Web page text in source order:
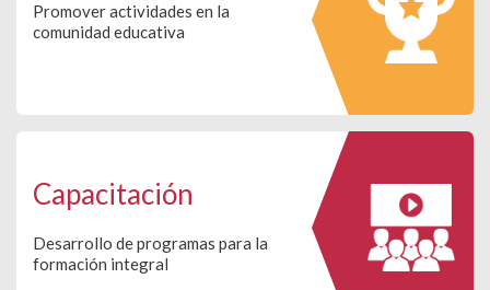
Promover actividades en la
comunidad educativa
Capacitación
Desarrollo de programas para la
formación integral